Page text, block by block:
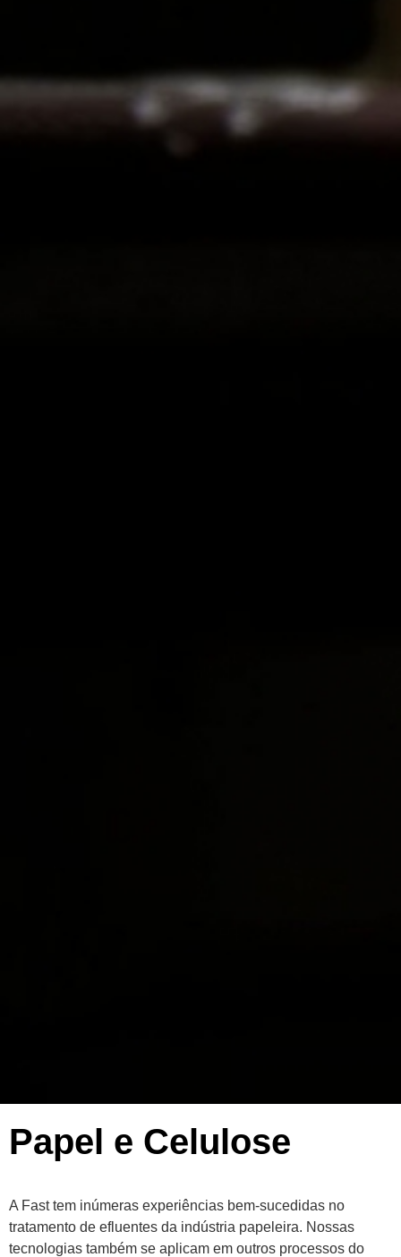
Papel e Celulose
A Fast tem inúmeras experiências bem-sucedidas no
tratamento de efluentes da indústria papeleira. Nossas
tecnologias também se aplicam em outros processos do